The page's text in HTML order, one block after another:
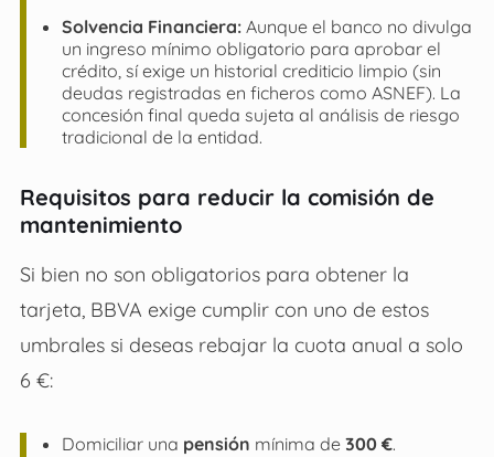
Solvencia Financiera:Aunque el banco no divulga
un ingreso mínimo obligatorio para aprobar el
crédito, sí exige un historial crediticio limpio (sin
deudas registradas en ficheros como ASNEF). La
concesión final queda sujeta al análisis de riesgo
tradicional de la entidad.
Requisitos para reducir la comisión de
mantenimiento
Si bien no son obligatorios para obtener la
tarjeta, BBVA exige cumplir con uno de estos
umbrales si deseas rebajar la cuota anual a solo
6 €:
Domiciliar una pensión mínima de 300 €.